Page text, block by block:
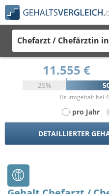
Chefarzt / Chefärztin in
11.555 €
25%
Bruttogehalt bei
pro Jahr
DETAILLIERTER